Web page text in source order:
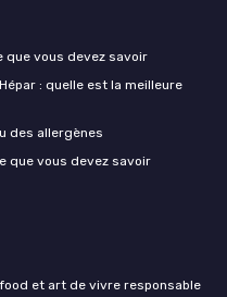
que vous devez savoir
: quelle est la meilleure
des allergènes
que vous devez savoir
et art de vivre responsable